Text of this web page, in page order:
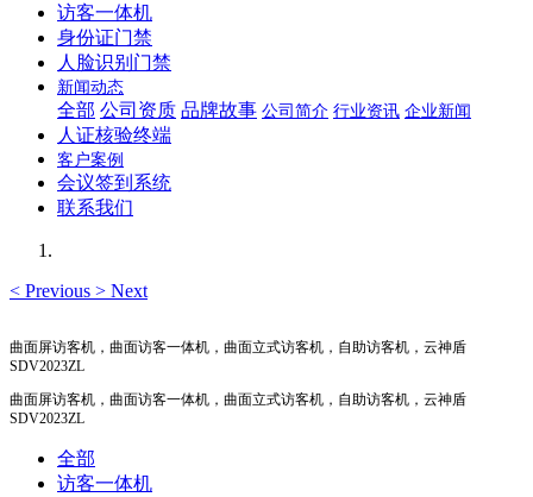
访客一体机
身份证门禁
人脸识别门禁
新闻动态
全部 公司资质 品牌故事 公司简介 行业资讯 企业新闻
人证核验终端
客户案例
会议签到系统
联系我们
< Previous > Next
曲面屏访客机，曲面访客一体机，曲面立式访客机，自助访客机，云神盾
SDV2023ZL
曲面屏访客机，曲面访客一体机，曲面立式访客机，自助访客机，云神盾
SDV2023ZL
全部
访客一体机